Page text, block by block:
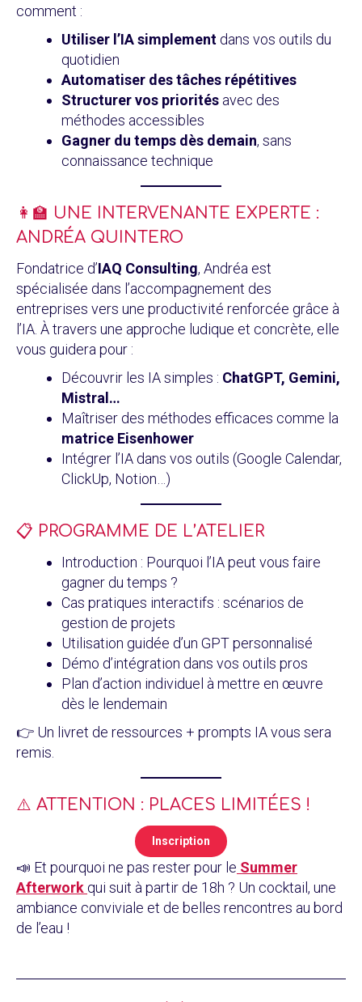
comment :
Utiliser l’IA simplement dans vos outils du
quotidien
Automatiser des tâches répétitives
Structurer vos priorités avec des
méthodes accessibles
Gagner du temps dès demain, sans
connaissance technique
👩‍🏫 UNE INTERVENANTE EXPERTE :
ANDRÉA QUINTERO
Fondatrice d’IAQ Consulting, Andréa est
spécialisée dans l’accompagnement des
entreprises vers une productivité renforcée grâce à
l’IA. À travers une approche ludique et concrète, elle
vous guidera pour :
Découvrir les IA simples : ChatGPT, Gemini,
Mistral…
Maîtriser des méthodes efficaces comme la
matrice Eisenhower
Intégrer l’IA dans vos outils (Google Calendar,
ClickUp, Notion…)
📋 PROGRAMME DE L’ATELIER
Introduction : Pourquoi l’IA peut vous faire
gagner du temps ?
Cas pratiques interactifs : scénarios de
gestion de projets
Utilisation guidée d’un GPT personnalisé
Démo d’intégration dans vos outils pros
Plan d’action individuel à mettre en œuvre
dès le lendemain
👉 Un livret de ressources + prompts IA vous sera
remis.
⚠️ ATTENTION : PLACES LIMITÉES !
Inscription
📣 Et pourquoi ne pas rester pour le Summer
Afterwork qui suit à partir de 18h ? Un cocktail, une
ambiance conviviale et de belles rencontres au bord
de l’eau !